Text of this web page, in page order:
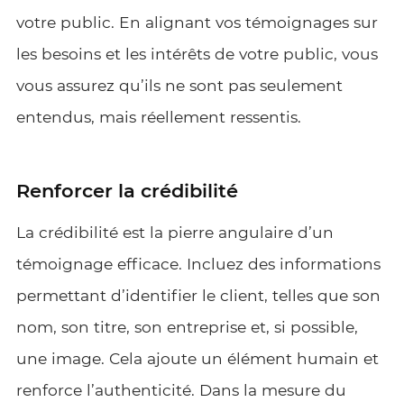
votre public. En alignant vos témoignages sur
les besoins et les intérêts de votre public, vous
vous assurez qu’ils ne sont pas seulement
entendus, mais réellement ressentis.
Renforcer la crédibilité
La crédibilité est la pierre angulaire d’un
témoignage efficace. Incluez des informations
permettant d’identifier le client, telles que son
nom, son titre, son entreprise et, si possible,
une image. Cela ajoute un élément humain et
renforce l’authenticité. Dans la mesure du